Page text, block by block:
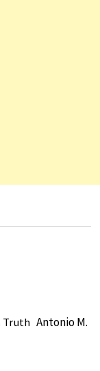
Truth Antonio M.